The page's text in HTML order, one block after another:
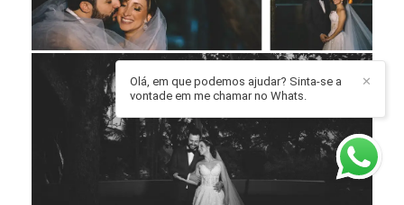
✕
Olá, em que podemos ajudar? Sinta-se a
vontade em me chamar no Whats.